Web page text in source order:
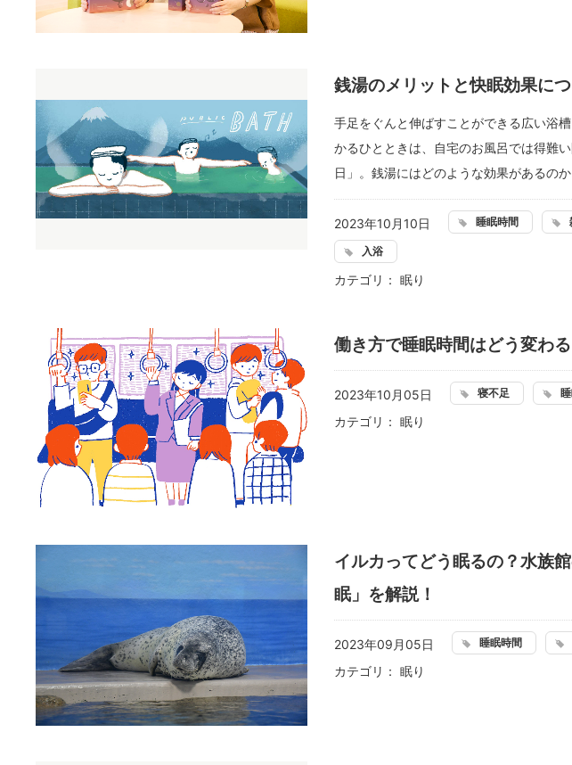
銭湯のメリットと快眠効果に
手足をぐんと伸ばすことができる広い浴
かるひとときは、自宅のお風呂では得難
日」。銭湯にはどのような効果があるの
2023年10月10日 睡眠時間
入浴
カテゴリ： 眠り
働き方で睡眠時間はどう変わ
2023年10月05日 寝不足
カテゴリ： 眠り
イルカってどう眠るの？水族
眠」を解説！
2023年09月05日 睡眠時間
カテゴリ： 眠り